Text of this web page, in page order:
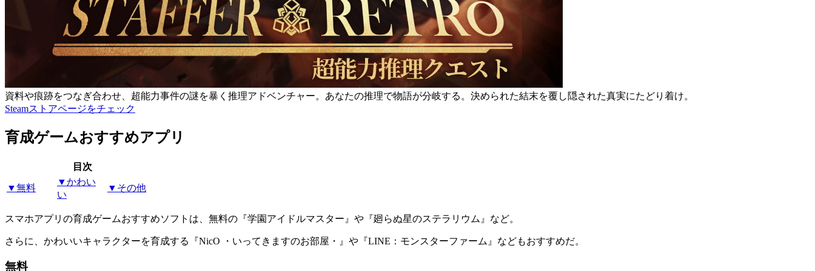
資料や痕跡をつなぎ合わせ、超能力事件の謎を暴く推理アドベンチャー。あなたの推理で物語が分岐する。決められた結末を覆し隠された真実にたどり着け。
Steamストアページをチェック
育成ゲームおすすめアプリ
目次
▼無料
▼かわい
い
▼その他
スマホアプリの育成ゲームおすすめソフトは、無料の『学園アイドルマスター』や『廻らぬ星のステラリウム』など。
さらに、かわいいキャラクターを育成する『NicO ・いってきますのお部屋・』や『LINE：モンスターファーム』などもおすすめだ。
無料